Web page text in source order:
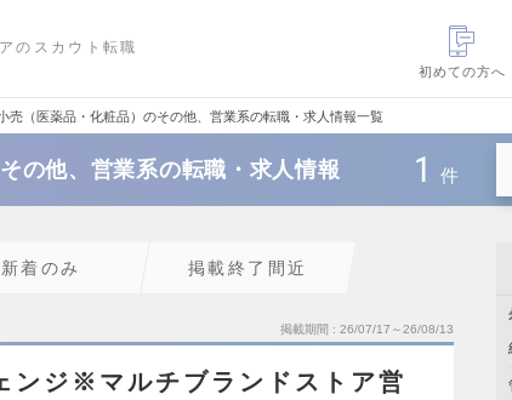
のスカウト転職
初めての方へ
売（医薬品・化粧品）のその他、営業系の転職・求人情報一覧
の他、営業系の転職・求人情報 1 件
新着のみ 掲載終了間近
掲載期間 26/07/17～26/08/13
ンジ※マルチブランドストア営